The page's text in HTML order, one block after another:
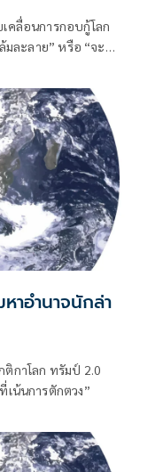
คลื่อนการกอบกู้โลก
มละลาย” หรือ “จะ
าอำนาจนักล่า
กาโลก ทรัมป์ 2.0
เน้นการตักตวง”